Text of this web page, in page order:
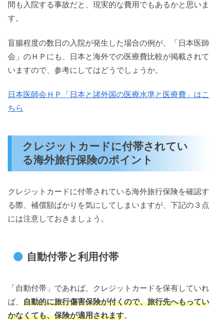
間も入院する事故だと、現実的な費用でもあるかと思いま
す。
盲腸程度の数日の入院が発生した場合の例が、「日本医師
会」のＨＰにも、日本と海外での医療費比較が掲載されて
いますので、参考にしてはどうでしょうか。
日本医師会ＨＰ「日本と諸外国の医療水準と医療費」はこ
ちら
クレジットカードに付帯されてい
る海外旅行保険のポイント
クレジットカードに付帯されている海外旅行保険を確認す
る際、補償額ばかりを気にしてしまいますが、下記の３点
には注意しておきましょう。
自動付帯と利用付帯
「自動付帯」であれば、クレジットカードを保有していれ
ば、 自動的に旅行傷害保険が付くので、旅行先へもってい
かなくても、保険が適用されます。